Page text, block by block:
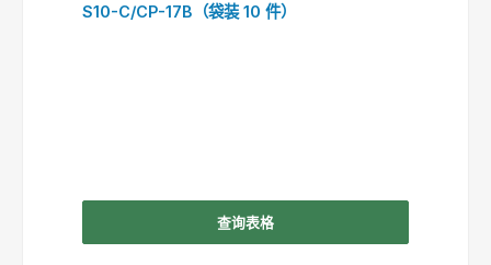
S10-C/CP-17B（袋装 10 件）
查询表格